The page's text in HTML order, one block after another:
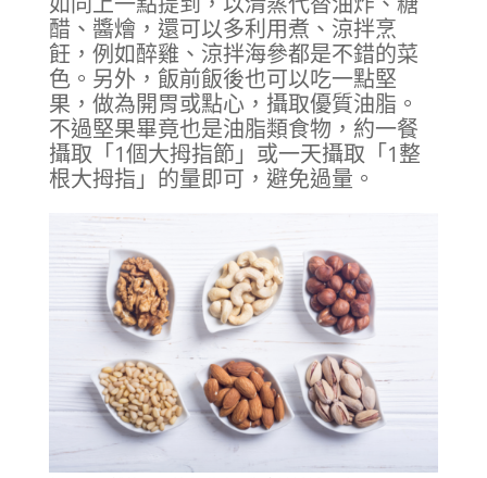
醋、醬燴，還可以多利用煮、涼拌烹
飪，例如醉雞、涼拌海參都是不錯的菜
色。另外，飯前飯後也可以吃一點堅
果，做為開胃或點心，攝取優質油脂。
不過堅果畢竟也是油脂類食物，約一餐
攝取「1個大拇指節」或一天攝取「1整
根大拇指」的量即可，避免過量。